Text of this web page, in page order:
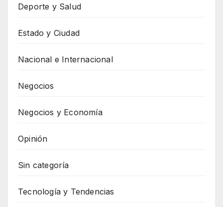
Deporte y Salud
Estado y Ciudad
Nacional e Internacional
Negocios
Negocios y Economía
Opinión
Sin categoría
Tecnología y Tendencias